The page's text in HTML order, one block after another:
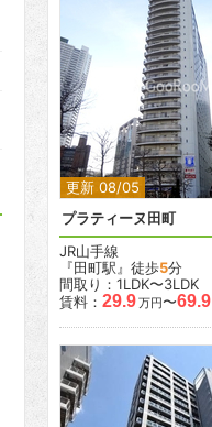
更新 08/05
2
プラティーヌ田町
JR山手線
『田町駅』徒歩5分
間取り：1LDK〜3LDK
賃料： 29.9万円〜69.9